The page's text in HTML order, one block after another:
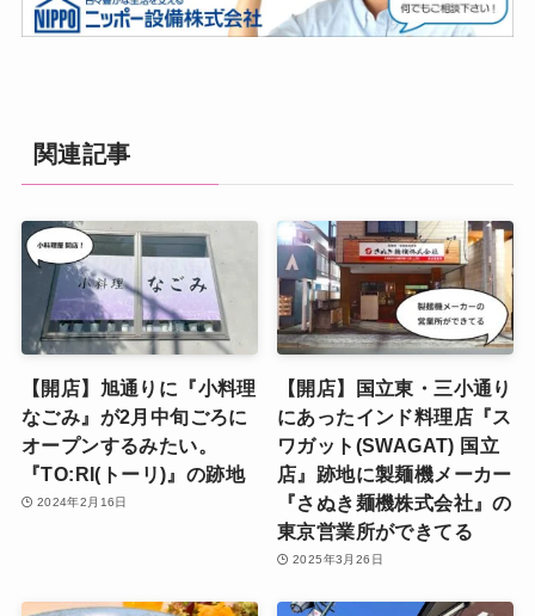
関連記事
【開店】旭通りに『小料理
なごみ』が2月中旬ごろに
オープンするみたい。
『TO:RI(トーリ)』の跡地
2024年2月16日
【開店】国立東・三小通り
にあったインド料理店『ス
ワガット(SWAGAT) 国立
店』跡地に製麺機メーカー
『さぬき麺機株式会社』の
東京営業所ができてる
2025年3月26日